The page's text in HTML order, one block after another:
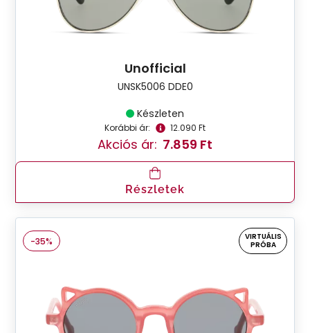
Unofficial
UNSK5006 DDE0
Készleten
Korábbi ár: 12.090 Ft
Akciós ár: 7.859 Ft
Részletek
-35%
VIRTUÁLIS
PRÓBA